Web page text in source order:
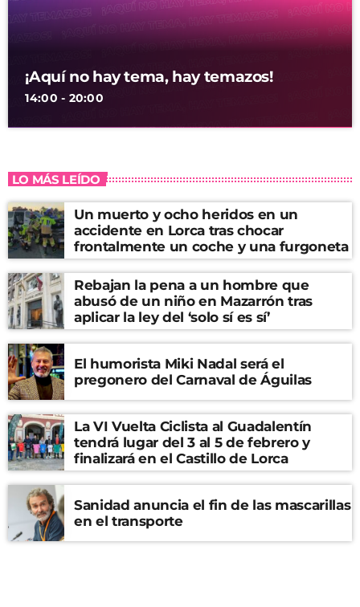
¡Aquí no hay tema, hay temazos!
14:00 - 20:00
LO MÁS LEÍDO
Un muerto y ocho heridos en un
accidente en Lorca tras chocar
frontalmente un coche y una furgoneta
Rebajan la pena a un hombre que
abusó de un niño en Mazarrón tras
aplicar la ley del ‘solo sí es sí’
El humorista Miki Nadal será el
pregonero del Carnaval de Águilas
La VI Vuelta Ciclista al Guadalentín
tendrá lugar del 3 al 5 de febrero y
finalizará en el Castillo de Lorca
Sanidad anuncia el fin de las mascarillas
en el transporte